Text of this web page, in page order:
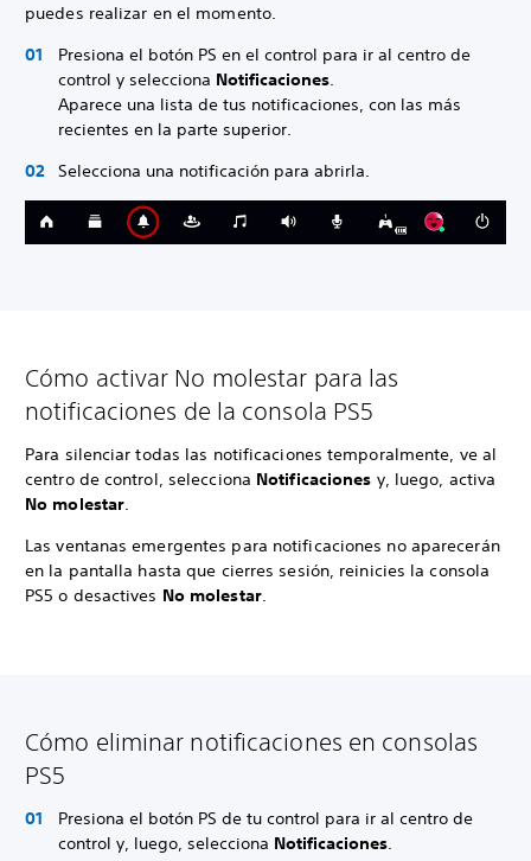
puedes realizar en el momento.
Presiona el botón PS en el control para ir al centro de
control y selecciona Notificaciones.
Aparece una lista de tus notificaciones, con las más
recientes en la parte superior.
Selecciona una notificación para abrirla.
Cómo activar No molestar para las
notificaciones de la consola PS5
Para silenciar todas las notificaciones temporalmente, ve al
centro de control, selecciona Notificaciones y, luego, activa
No molestar
Las ventanas emergentes para notificaciones no aparecerán
en la pantalla hasta que cierres sesión, reinicies la consola
PS5 o desactives No molestar.
Cómo eliminar notificaciones en consolas
PS5
Presiona el botón PS de tu control para ir al centro de
control y, luego, selecciona Notificaciones